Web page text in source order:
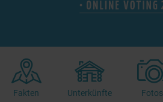
Radtouren am See
Kitesurfen
Kanu- & Kajaktouren
Badeseen in Deutschland
Urlaub an der Küste
Unterkünfte
Hotels am See
Ferienwohnungen
Camping am See
Top-Hotels
Seen in Deutschland
Seen in Europa
Fakten Unterkünfte Fotos